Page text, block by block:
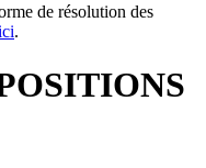
de résolution des
.